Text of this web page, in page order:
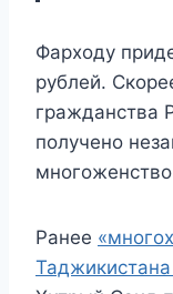
Фарходу
рублей.
гражданства
получено
Ранее